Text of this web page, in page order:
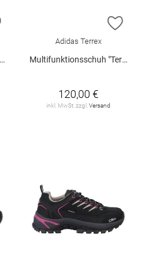
ZUR WUNSCHLISTE HINZUFÜGEN
ZUR
Adidas Terrex
Multifunktionsschuh "Terrex"
120,00 €
inkl. MwSt. zzgl. Versand